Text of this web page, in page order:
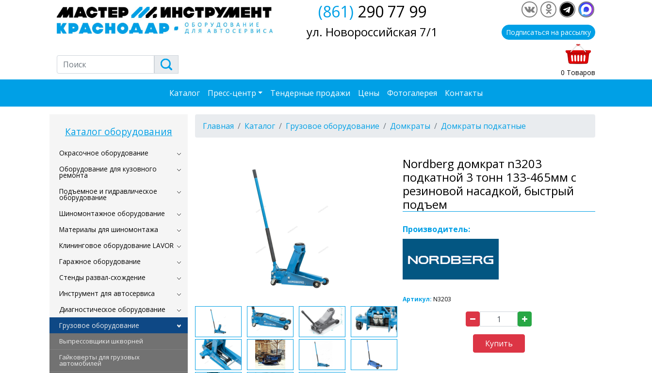
(861) 290 77 99
ул. Новороссийская 7/1 Подписаться на рассылку
0 Товаров
Каталог Пресс-центр Тендерные продажи Цены Фотогалерея Контакты
Каталог оборудования
Окрасочное оборудование
Оборудование для кузовного
ремонта
Подъемное и гидравлическое
оборудование
Шиномонтажное оборудование
Материалы для шиномонтажа
Клининговое оборудование LAVOR
Гаражное оборудование
Стенды развал-схождение
Инструмент для автосервиса
Диагностическое оборудование
Грузовое оборудование
Выпрессовщики шкворней
Гайковерты для грузовых
автомобилей
Главная Каталог Грузовое оборудование Домкраты Домкраты подкатные
Nordberg домкрат n3203
подкатной 3 тонн 133-465мм с
резиновой насадкой, быстрый
подъем
Производитель:
Артикул: N3203
Купить